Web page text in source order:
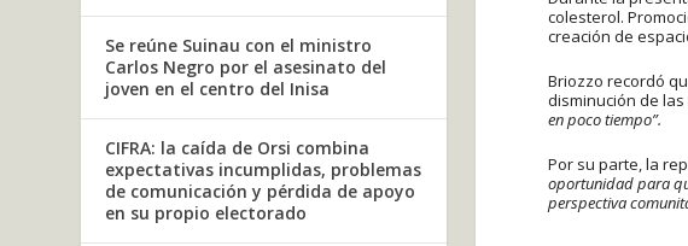
colesterol.
creación de
Briozzo recordó
disminución de
en poco tiempo”.
Por su parte, la
oportunidad para
perspectiva
Se reúne Suinau con el ministro
Carlos Negro por el asesinato del
joven en el centro del Inisa
CIFRA: la caída de Orsi combina
expectativas incumplidas, problemas
de comunicación y pérdida de apoyo
en su propio electorado